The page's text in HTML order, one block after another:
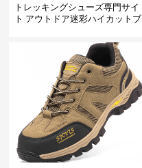
トレッキングシューズ専門サイ
ト アウトドア迷彩ハイカットブ